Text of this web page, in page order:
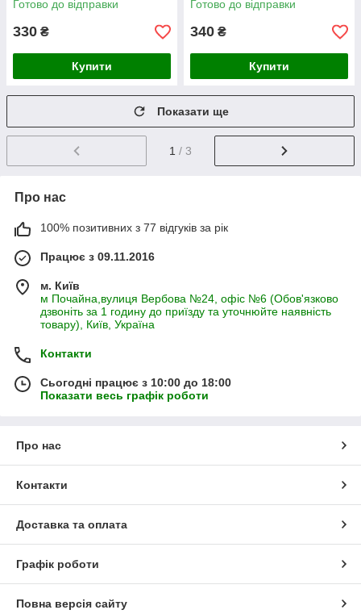
Готово до відправки
330 ₴
Купити
Готово до відправки
340 ₴
Купити
Показати ще
1 / 3
Про нас
100% позитивних з 77 відгуків за рік
Працює з 09.11.2016
м. Київ
м Почайна,вулиця Вербова №24, офіс №6 (Обов'язково
дзвоніть за 1 годину до приїзду та уточнюйте наявність
товару), Київ, Україна
Контакти
Сьогодні працює з 10:00 до 18:00
Показати весь графік роботи
Про нас
Контакти
Доставка та оплата
Графік роботи
Повна версія сайту